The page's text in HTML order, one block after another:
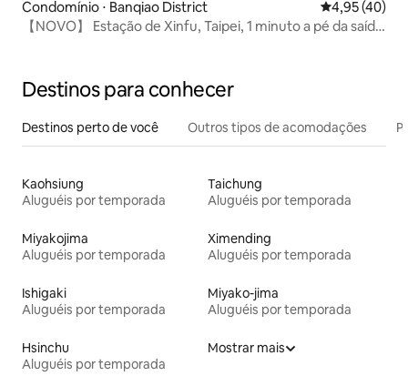
Condomínio ⋅ Banqiao District 4,95 de uma
4,95 (40)
【NOVO】 Estação de Xinfu, Taipei, 1 minuto a pé da saída
máquina de lavar e secar roupa
Destinos para conhecer
Destinos perto de você Outros tipos de acomodações
Kaohsiung
Aluguéis por temporada
Taichung
Aluguéis por temporada
Miyakojima
Aluguéis por temporada
Ximending
Aluguéis por temporada
Ishigaki
Aluguéis por temporada
Miyako-jima
Aluguéis por temporada
Hsinchu
Aluguéis por temporada
Mostrar mais